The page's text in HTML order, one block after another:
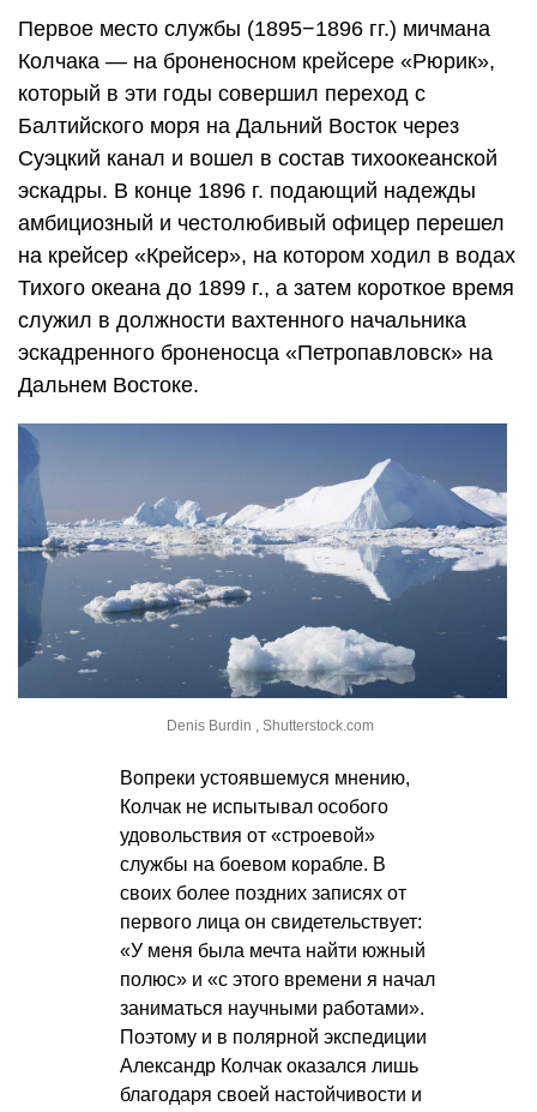
Первое место службы (1895−1896 гг.) мичмана
Колчака — на броненосном крейсере «Рюрик»,
который в эти годы совершил переход с
Балтийского моря на Дальний Восток через
Суэцкий канал и вошел в состав тихоокеанской
эскадры. В конце 1896 г. подающий надежды
амбициозный и честолюбивый офицер перешел
на крейсер «Крейсер», на котором ходил в водах
Тихого океана до 1899 г., а затем короткое время
служил в должности вахтенного начальника
эскадренного броненосца «Петропавловск» на
Дальнем Востоке.
Denis Burdin , Shutterstock.com
Вопреки устоявшемуся мнению,
Колчак не испытывал особого
удовольствия от «строевой»
службы на боевом корабле. В
своих более поздних записях от
первого лица он свидетельствует:
«У меня была мечта найти южный
полюс» и «с этого времени я начал
заниматься научными работами».
Поэтому и в полярной экспедиции
Александр Колчак оказался лишь
благодаря своей настойчивости и